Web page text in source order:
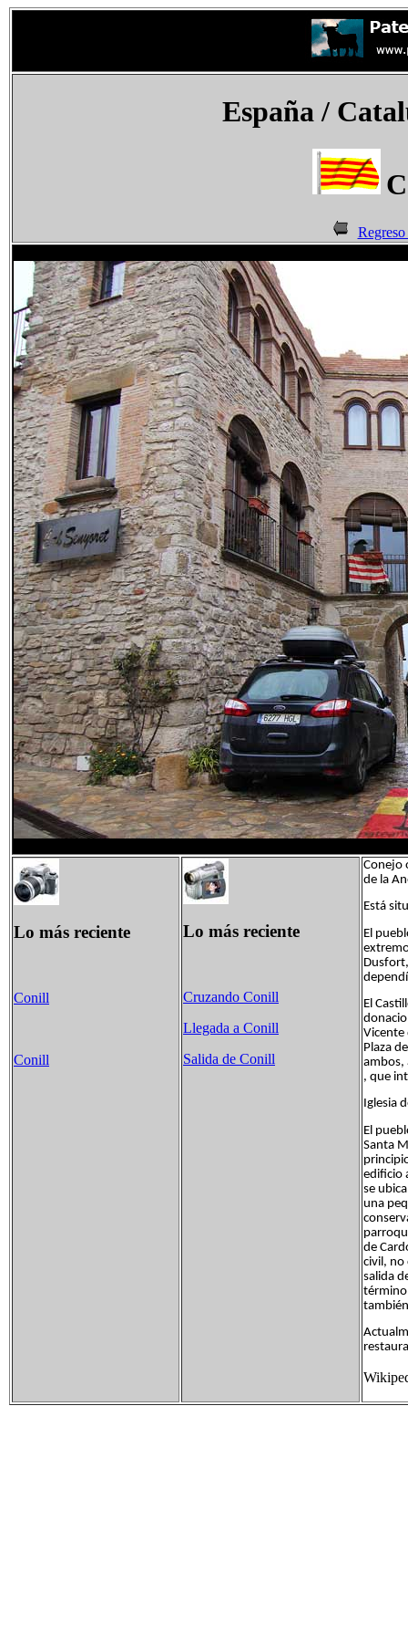
España/
Lo más reciente
Conill
Conill
Lo más reciente
Cruzando Conill
Llegada a Conill
Salida de Conill
Conejo
de la
Está
El
El
Vicente
Plaza
ambos,
, que
Iglesia
El
Santa
edificio
se
una
de
civil, no
salida
término